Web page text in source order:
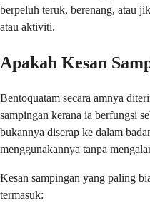
berpeluh teruk, berenang, atau
atau aktiviti.
Apakah Kesan
Bentoquatam secara amnya
sampingan kerana ia berfungsi
bukannya diserap ke dalam
menggunakannya tanpa
Kesan sampingan yang paling
termasuk: